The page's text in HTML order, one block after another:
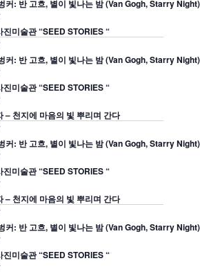
커: 반 고흐, 별이 빛나는 밤 (Van Gogh, Starry Night)
진미술관 “SEED STORIES “
커: 반 고흐, 별이 빛나는 밤 (Van Gogh, Starry Night)
진미술관 “SEED STORIES “
– 천지에 마음의 빛 뿌리며 간다
커: 반 고흐, 별이 빛나는 밤 (Van Gogh, Starry Night)
진미술관 “SEED STORIES “
– 천지에 마음의 빛 뿌리며 간다
커: 반 고흐, 별이 빛나는 밤 (Van Gogh, Starry Night)
진미술관 “SEED STORIES “